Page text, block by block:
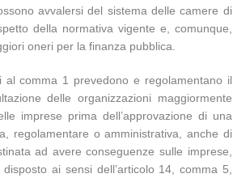
avvalersi del sistema delle camere di
della normativa vigente e, comunque,
oneri per la finanza pubblica.
comma 1 prevedono e regolamentano il
delle organizzazioni maggiormente
imprese prima dell’approvazione di una
regolamentare o amministrativa, anche di
ad avere conseguenze sulle imprese,
ai sensi dell’articolo 14, comma 5,